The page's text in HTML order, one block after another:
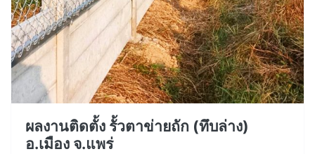
ผลงานติดตั้ง รั้วตาข่ายถัก (ทึบล่าง)
อ.เมือง จ.แพร่